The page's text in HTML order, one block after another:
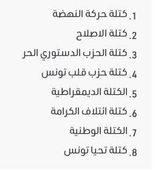
1. كتلة حركة النهضة
2. كتلة الاصلاح
3. كتلة الحزب الدستوري الحر
4. كتلة حزب قلب تونس
5. الكتلة الديمقراطية
6. كتلة ائتلاف الكرامة
7. الكتلة الوطنية
8. كتلة تحيا تونس